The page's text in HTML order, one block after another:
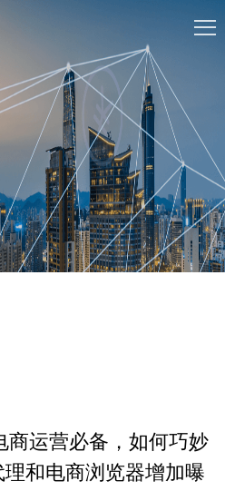
商运营必备，如何巧妙
理和电商浏览器增加曝